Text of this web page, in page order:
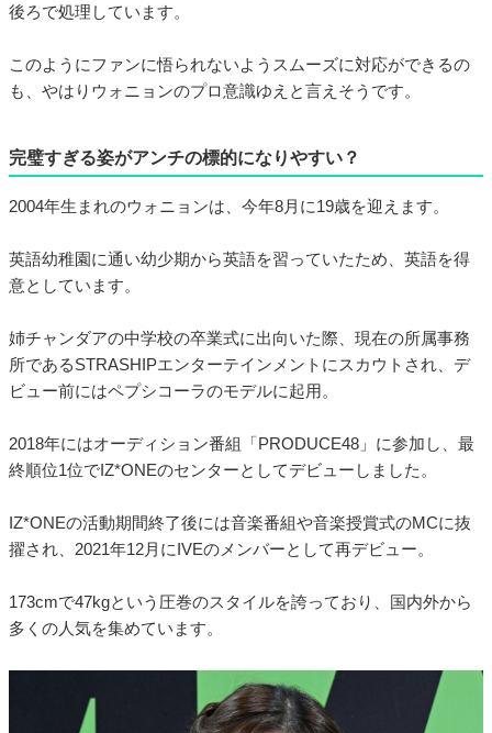
後ろで処理しています。
このようにファンに悟られないようスムーズに対応ができるの
も、やはりウォニョンのプロ意識ゆえと言えそうです。
完璧すぎる姿がアンチの標的になりやすい？
2004年生まれのウォニョンは、今年8月に19歳を迎えます。
英語幼稚園に通い幼少期から英語を習っていたため、英語を得
意としています。
姉チャンダアの中学校の卒業式に出向いた際、現在の所属事務
所であるSTRASHIPエンターテインメントにスカウトされ、デ
ビュー前にはペプシコーラのモデルに起用。
2018年にはオーディション番組「PRODUCE48」に参加し、最
終順位1位でIZ*ONEのセンターとしてデビューしました。
IZ*ONEの活動期間終了後には音楽番組や音楽授賞式のMCに抜
擢され、2021年12月にIVEのメンバーとして再デビュー。
173cmで47kgという圧巻のスタイルを誇っており、国内外から
多くの人気を集めています。